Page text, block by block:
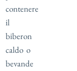
contenere
il
biberon
caldo o
bevande